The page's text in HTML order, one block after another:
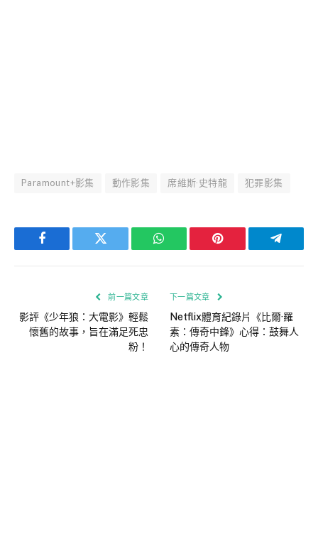
Paramount+影集 動作影集 席維斯·史特龍 犯罪影集
Facebook Twitter WhatsApp Pinterest
前一篇文章
影評《少年狼：大電影》輕鬆
懷舊的故事，旨在滿足死忠
粉！
下一篇文章
Netflix體育紀錄片《比爾·羅
素：傳奇中鋒》心得：鼓舞人
心的傳奇人物